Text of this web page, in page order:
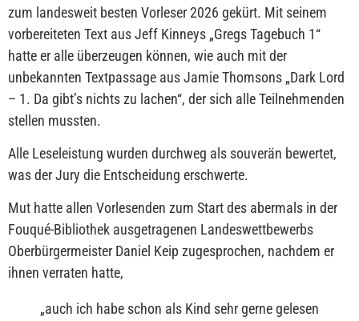
zum landesweit besten Vorleser 2026 gekürt. Mit seinem
vorbereiteten Text aus Jeff Kinneys „Gregs Tagebuch 1“
hatte er alle überzeugen können, wie auch mit der
unbekannten Textpassage aus Jamie Thomsons „Dark Lord
– 1. Da gibt’s nichts zu lachen“, der sich alle Teilnehmenden
stellen mussten.
Alle Leseleistung wurden durchweg als souverän bewertet,
was der Jury die Entscheidung erschwerte.
Mut hatte allen Vorlesenden zum Start des abermals in der
Fouqué-Bibliothek ausgetragenen Landeswettbewerbs
Oberbürgermeister Daniel Keip zugesprochen, nachdem er
ihnen verraten hatte,
„auch ich habe schon als Kind sehr gerne gelesen